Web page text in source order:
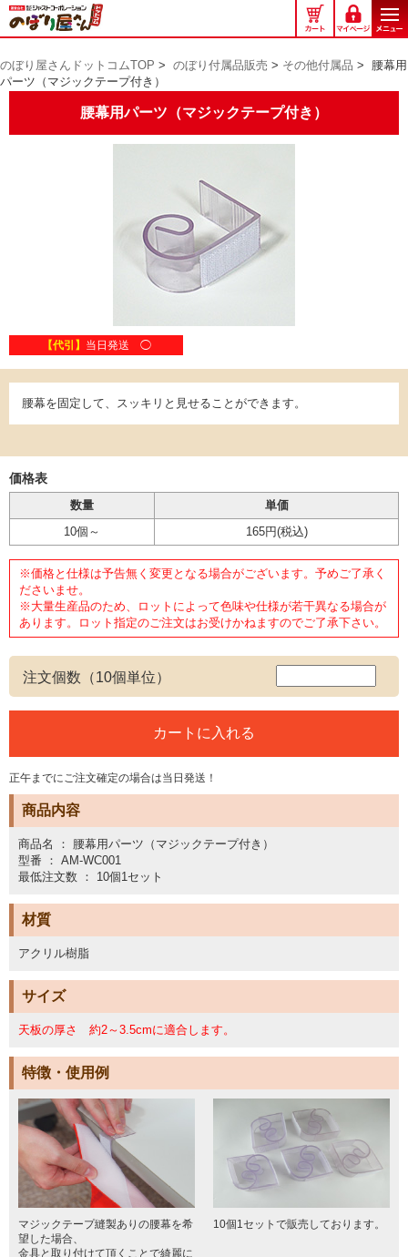
の
ぼ
屋
さ
のぼり屋さんドットコムTOP > のぼり付属品販売 > その他付属品 > 腰幕用
パーツ（マジックテープ付き）
腰幕用パーツ（マジックテープ付き）
【代引】 当日発送 ◯
腰幕を固定して、スッキリと見せることができます。
価格表
数量
単価
10個～
165円(税込)
※価格と仕様は予告無く変更となる場合がございます。予めご了承く
ださいませ。
※大量生産品のため、ロットによって色味や仕様が若干異なる場合が
あります。ロット指定のご注文はお受けかねますのでご了承下さい。
注文個数（10個単位）
正午までにご注文確定の場合は当日発送！
商品内容
商品名 ： 腰幕用パーツ（マジックテープ付き）
型番 ： AM-WC001
最低注文数 ： 10個1セット
材質
アクリル樹脂
サイズ
天板の厚さ 約2～3.5cmに適合します。
特徴・使用例
マジックテープ縫製ありの腰幕を希
望した場合、
金具と取り付けて頂くことで綺麗に
10個1セットで販売しております。